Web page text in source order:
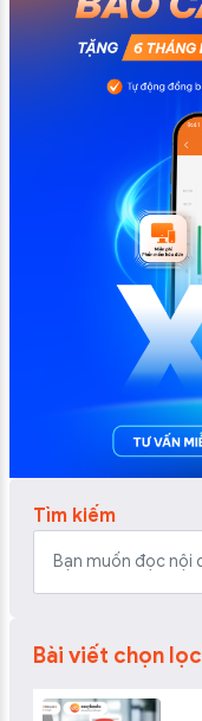
Tìm kiếm
Bài viết chọn lọc